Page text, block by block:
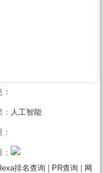
人工智能
排名查询 PR查询
网